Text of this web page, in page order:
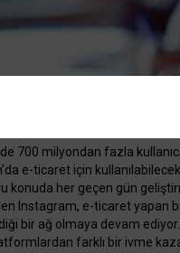
700 milyondan fazla
e-ticaret için
konuda her geçen gün
Instagram, e-ticaret yapan
bir ağ olmaya devam ediyor.
farklı bir ivme